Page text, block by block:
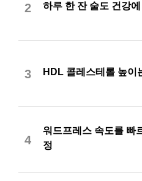
2 하루 한 잔 술도 건강
3 HDL 콜레스테롤 높이
4
워드프레스 속도를 빠
정